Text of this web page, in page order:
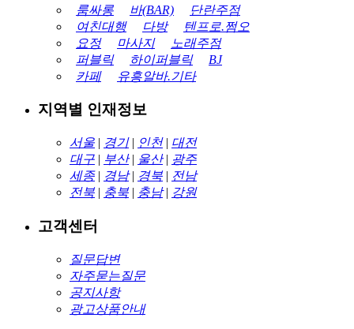
룸싸롱 바(BAR)
단란주점
여친대행
다방
텐프로.쩜오
요정
마사지
노래주점
퍼블릭
하이퍼블릭
BJ
카페
유흥알바.기타
지역별 인재정보
서울 | 경기| 인천| 대전
대구 | 부산| 울산| 광주
세종| 경남| 경북| 전남
전북| 충북| 충남| 강원
고객센터
질문답변
자주묻는질문
공지사항
광고상품안내